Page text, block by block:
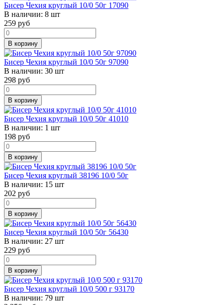
Бисер Чехия круглый 10/0 50г 17090
В наличии: 8 шт
259 руб
В корзину
Бисер Чехия круглый 10/0 50г 97090
В наличии: 30 шт
298 руб
В корзину
Бисер Чехия круглый 10/0 50г 41010
В наличии: 1 шт
198 руб
В корзину
Бисер Чехия круглый 38196 10/0 50г
В наличии: 15 шт
202 руб
В корзину
Бисер Чехия круглый 10/0 50г 56430
В наличии: 27 шт
229 руб
В корзину
Бисер Чехия круглый 10/0 500 г 93170
В наличии: 79 шт